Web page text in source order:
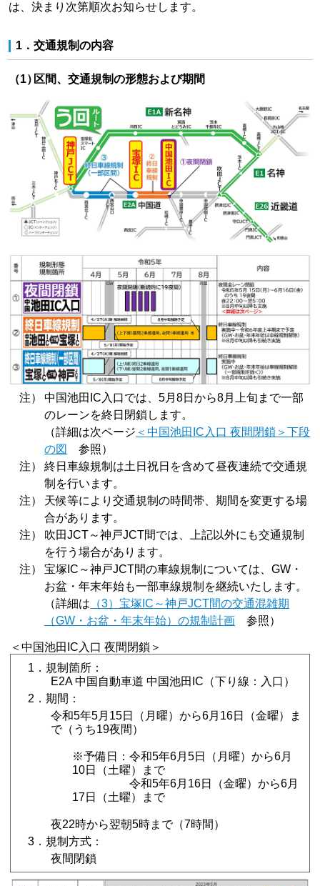
は、決まり次第順次お知らせします。
1．交通規制の内容
（1）区間、交通規制の形態および期間
注）
中国池田IC入口では、5月8日から8月上旬まで一部
のレーンを終日閉鎖します。
（詳細は次ページ ＜中国池田IC入口 夜間閉鎖＞下段
の図
参照）
注）
終日車線規制は土日祝日を含めて昼夜連続で交通規
制を行います。
注）
天候等により交通規制の時間帯、期間を変更する場
合があります。
注）
吹田JCT～神戸JCT間では、上記以外にも交通規制
を行う場合があります。
注）
宝塚IC～神戸JCT間の車線規制については、GW・
お盆・年末年始も一部車線規制を継続いたします。
（詳細は （3）宝塚IC～神戸JCT間の交通混雑期
（GW・お盆・年末年始）の規制計画 参照）
＜中国池田IC入口 夜間閉鎖＞
1．規制箇所：
E2A 中国自動車道 中国池田IC（下り線：入口）
2．期間：
令和5年5月15日（月曜）から6月16日（金曜）ま
で（うち19夜間）
※予備日：令和5年6月5日（月曜）から6月
10日（土曜）まで
令和5年6月16日（金曜）から6月
17日（土曜）まで
夜22時から翌朝5時まで（7時間）
3．規制方式：
夜間閉鎖